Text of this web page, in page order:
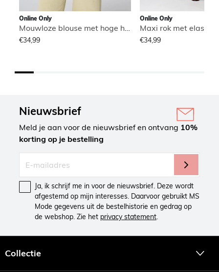
Online Only
€34,99
Online Only
Maxi rok met
€34,99
Nieuwsbrief
Meld je aan voor de nieuwsbrief en ontvang 10%
korting op je bestelling
Ja, ik schrijf me in voor de nieuwsbrief. Deze wordt
afgestemd op mijn interesses. Daarvoor gebruikt MS
Mode gegevens uit de bestelhistorie en gedrag op
de webshop. Zie het privacy statement
Collectie